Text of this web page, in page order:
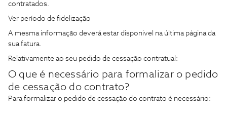
contratados.
Ver período de fidelização
A mesma informação deverá estar disponivel na última página da
sua fatura.
Relativamente ao seu pedido de cessação contratual:
O que é necessário para formalizar o pedido
de cessação do contrato?
Para formalizar o pedido de cessação do contrato é necessário: